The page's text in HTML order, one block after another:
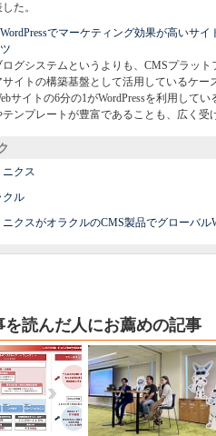
た。
WordPressでマーケティング効果が高いサ
ツ
グシステムというよりも、CMSプラット
サイトの構築基盤として活用しているケ
サイトの6分の1がWordPressを利用して
テンプレートが豊富であることも、広く受
クス
クル
クスがオラクルのCMS製品でグローバル
を読んだ人にお薦めの記事